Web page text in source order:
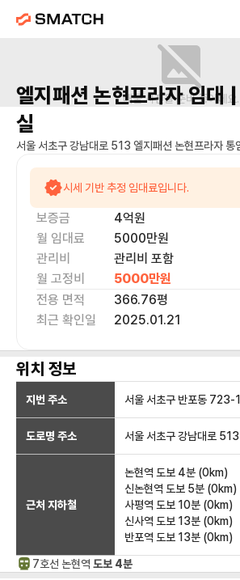
매물 사진을 준비 중이에요.
엘지패션 논현프라자임대 |
실
서울 서초구 강남대로 513 엘지패션 논현프라자 통
시세 기반 추정 임대료입니다.
보증금 4억원
월 임대료
5000만원
관리비
관리비 포함
월 고정비
5000만원
전용 면적
366.76평
최근 확인일
2025.01.21
위치 정보
지번 주소 서울 서초구 반포동 723-
도로명 주소 서울 서초구 강남대로 513
근처 지하철
논현역 도보 4분 (0km)
신논현역 도보 5분 (0km)
사평역 도보 10분 (0km)
신사역 도보 13분 (0km)
반포역 도보 13분 (0km)
7호선 논현역 도보 4분